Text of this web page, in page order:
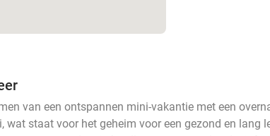
van een ontspannen mini-vakantie met een
wat staat voor het geheim voor een gezond en lang